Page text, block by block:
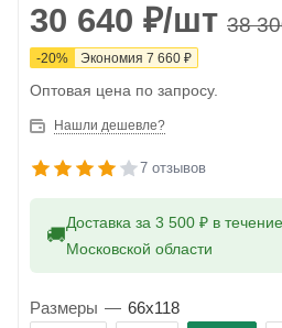
30 640 ₽/шт 38
-20% Экономия 7 660 ₽
Оптовая цена по запросу.
Нашли дешевле?
7 отзывов
🚚
Доставка за 3 500 ₽ в
Московской области
Размеры — 66x118